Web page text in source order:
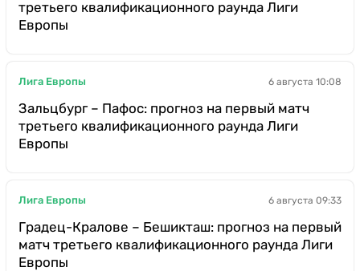
третьего квалификационного раунда Лиги
Европы
Лига Европы 6 августа 10:08
Зальцбург – Пафос: прогноз на первый матч
третьего квалификационного раунда Лиги
Европы
Лига Европы 6 августа 09:33
Градец-Кралове – Бешикташ: прогноз на первый
матч третьего квалификационного раунда Лиги
Европы